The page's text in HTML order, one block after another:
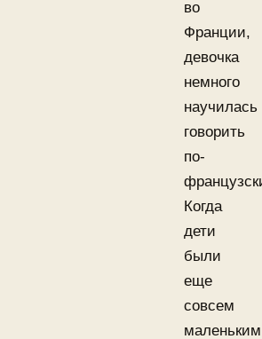
во
Франции,
девочка
немного
научилась
говорить
по-
Когда
дети
были
еще
совсем